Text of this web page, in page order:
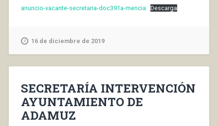
anuncio-vacante-secretaria-doc391a-mencia Descarga
16 de diciembre de 2019
SECRETARÍA INTERVENCIÓN
AYUNTAMIENTO DE
ADAMUZ